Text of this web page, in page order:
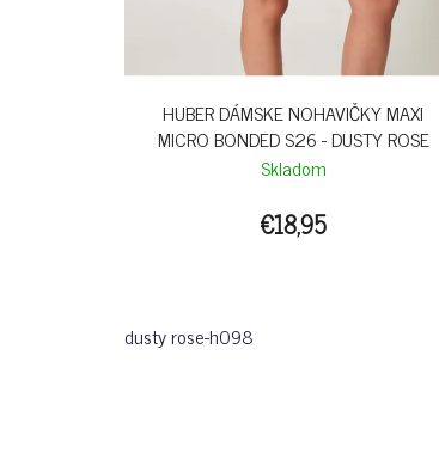
HUBER DÁMSKE NOHAVIČKY MAXI
MICRO BONDED S26 - DUSTY ROSE
Skladom
€18,95
dusty rose-h098